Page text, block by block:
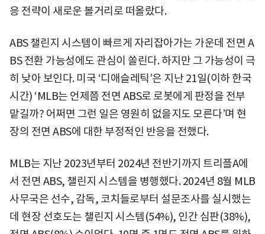
응 전략이 새로운 볼거리로 떠올랐다.
ABS 챌린지 시스템이 빠르게 자리잡아가는 가운데 전면 A
BS 전환 가능성에도 관심이 쏠린다. 하지만 그 가능성이 극
히 낮아 보인다. 미국 ‘디애슬레틱’은 지난 21일(이하 한국
시간) ‘MLB는 언제쯤 전면 ABS로 로봇에게 판정을 전부
맡길까? 어쩌면 그런 일은 영원히 없을지도 모른다’며 현
장의 전면 ABS에 대한 부정적인 반응을 전했다.
MLB는 지난 2023년부터 2024년 전반기까지 트리플A에
서 전면 ABS, 챌린지 시스템을 병행했다. 2024년 8월 MLB
사무국은 선수, 감독, 코치들로부터 설문조사를 실시했는
데 현장 선호도는 챌린지 시스템(54%), 인간 심판(38%),